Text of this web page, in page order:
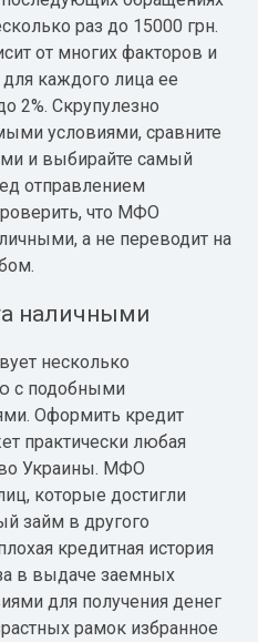
раз до 15000 грн.
от многих факторов и
каждого лица ее
2%. Скрупулезно
условиями, сравните
и выбирайте самый
отправлением
что МФО
а не переводит на
наличными
несколько
с подобными
Оформить кредит
практически любая
Украины. МФО
которые достигли
займ в другого
кредитная история
в выдаче заемных
для получения денег
рамок избранное